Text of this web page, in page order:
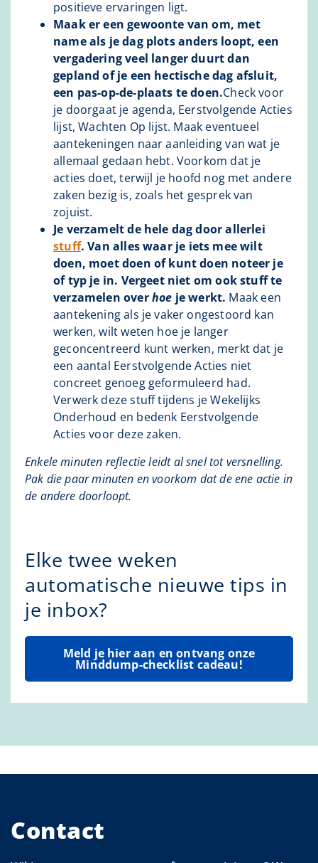
positieve ervaringen ligt.
Maak er een gewoonte van om, met
name als je dag plots anders loopt, een
vergadering veel langer duurt dan
gepland of je een hectische dag afsluit,
een pas-op-de-plaats te doen.Check voor
je doorgaat je agenda, Eerstvolgende Acties
lijst, Wachten Op lijst. Maak eventueel
aantekeningen naar aanleiding van wat je
allemaal gedaan hebt. Voorkom dat je
acties doet, terwijl je hoofd nog met andere
zaken bezig is, zoals het gesprek van
zojuist.
Je verzamelt de hele dag door allerlei
stuff. Van alles waar je iets mee wilt
doen, moet doen of kunt doen noteer je
of typ je in. Vergeet niet om ook stuff te
verzamelen overhoe je werkt. Maak een
aantekening als je vaker ongestoord kan
werken, wilt weten hoe je langer
geconcentreerd kunt werken, merkt dat je
een aantal Eerstvolgende Acties niet
concreet genoeg geformuleerd had.
Verwerk deze stuff tijdens je Wekelijks
Onderhoud en bedenk Eerstvolgende
Acties voor deze zaken.
Enkele minuten reflectie leidt al snel tot versnelling.
Pak die paar minuten en voorkom dat de ene actie in
de andere doorloopt.
Elke twee weken
automatische nieuwe tips in
je inbox?
Meld je hier aan en ontvang onze
Minddump-checklist cadeau!
Contact